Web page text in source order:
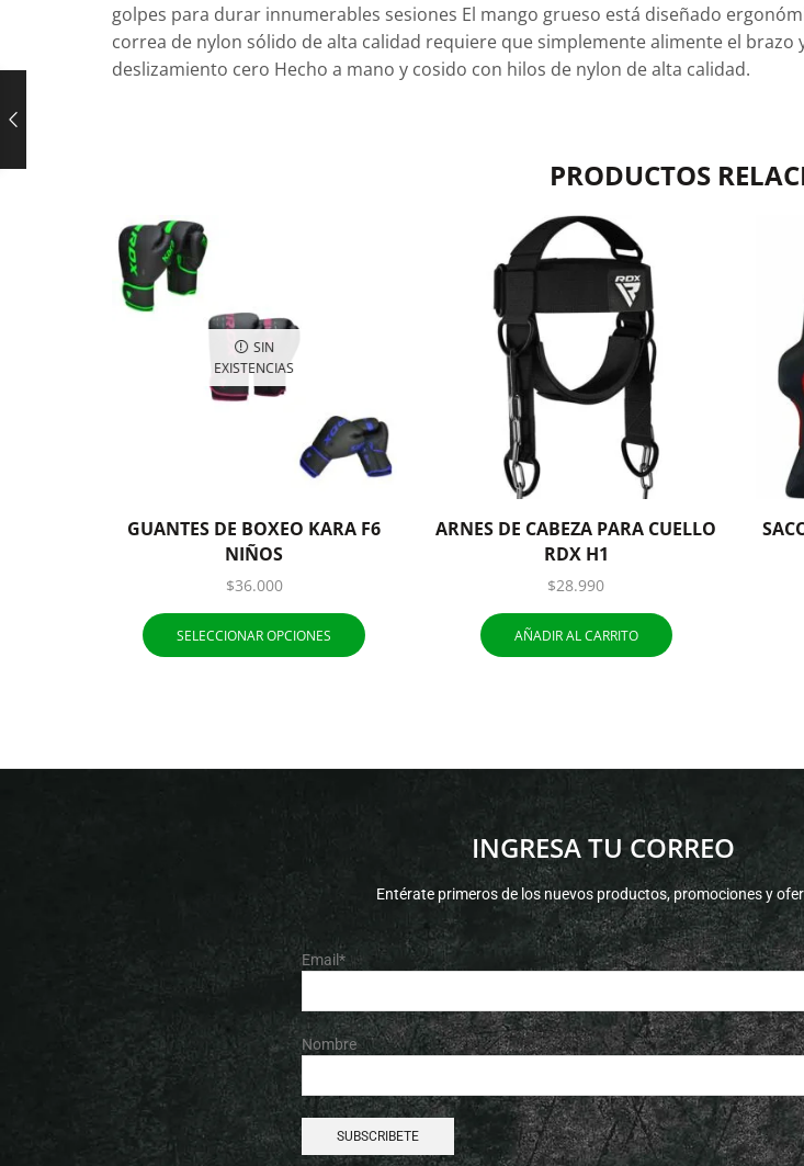
golpes para durar innumerables sesiones El mango grueso está diseñado
correa de nylon sólido de alta calidad requiere que simplemente alimente el
deslizamiento cero Hecho a mano y cosido con hilos de nylon de alta calidad.
PRODUCTOS
SIN
EXISTENCIAS
GUANTES DE BOXEO KARA F6
NIÑOS
$36.000
SELECCIONAR OPCIONES
ARNES DE CABEZA PARA CUELLO
RDX H1
$28.990
AÑADIR AL CARRITO
INGRESA TU CORREO
Entérate primeros de los nuevos productos, promociones y
Email*
Nombre